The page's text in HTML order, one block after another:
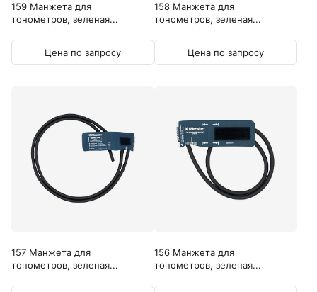
159 Манжета для
тонометров, зеленая...
Цена по запросу
158 Манжета для
тонометров, зеленая...
Цена по запросу
157 Манжета для
тонометров, зеленая...
156 Манжета для
тонометров, зеленая...